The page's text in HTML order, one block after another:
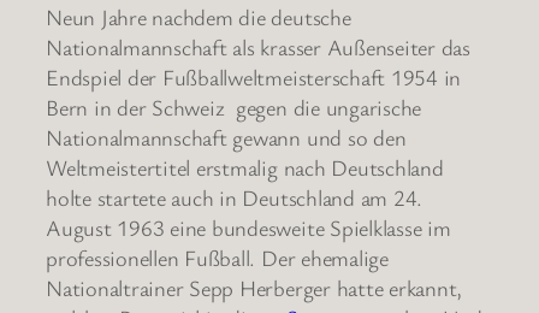
Neun Jahre nachdem die deutsche
Nationalmannschaft als krasser Außenseiter das
Endspiel der Fußballweltmeisterschaft 1954 in
Bern in der Schweiz gegen die ungarische
Nationalmannschaft gewann und so den
Weltmeistertitel erstmalig nach Deutschland
holte startete auch in Deutschland am 24.
August 1963 eine bundesweite Spielklasse im
professionellen Fußball. Der ehemalige
Nationaltrainer Sepp Herberger hatte erkannt,